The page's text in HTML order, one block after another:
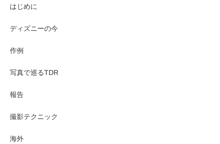
はじめに
ディズニーの今
作例
写真で巡るTDR
報告
撮影テクニック
海外